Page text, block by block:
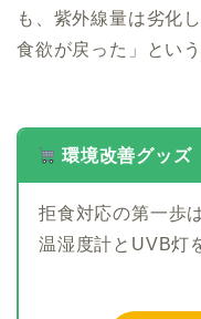
も、紫外線量は劣化
食欲が戻った」とい
環境改善グッズ
拒食対応の第一歩
温湿度計とUVB灯